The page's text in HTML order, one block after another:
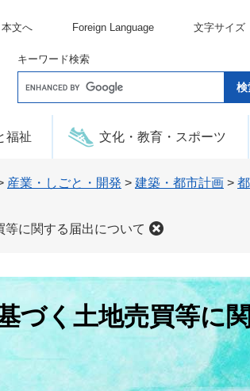
本文へ Foreign Language 文字サイズ
キーワード検索
o
e
タ
ム
福祉 文化・教育・スポーツ
産業・しごと・開発 > 建築・都市計画 >
に関する届出について
づく土地売買等に